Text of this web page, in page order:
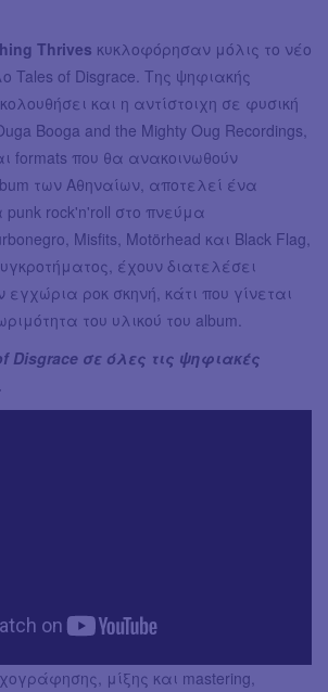
Thrives κυκλοφόρησαν μόλις το νέο
Tales of Disgrace. Της ψηφιακής
και η αντίστοιχη σε φυσική
Booga and the Mighty Oug Recordings,
formats που θα ανακοινωθούν
των Αθηναίων, αποτελεί ένα
punk rock'n'roll στο πνεύμα
Misfits, Motörhead και Black Flag,
έχουν διατελέσει
ροκ σκηνή, κάτι που γίνεται
του υλικού του album.
Disgrace σε όλες τις ψηφιακές
.
μίξης και mastering,